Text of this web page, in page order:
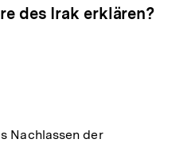
des Irak erklären?
Nachlassen der